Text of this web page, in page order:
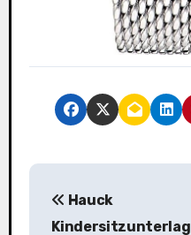
B
Hauck
Kindersitzunterlag